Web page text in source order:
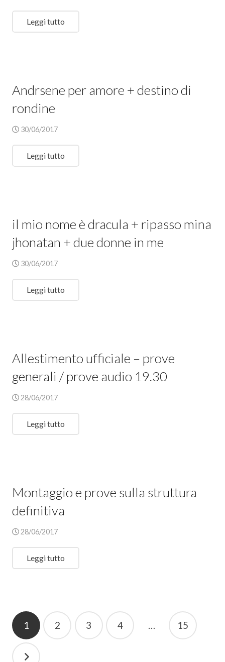
Leggi tutto
Andrsene per amore + destino di
rondine
30/06/2017
Leggi tutto
il mio nome è dracula + ripasso mina
jhonatan + due donne in me
30/06/2017
Leggi tutto
Allestimento ufficiale – prove
generali / prove audio 19.30
28/06/2017
Leggi tutto
Montaggio e prove sulla struttura
definitiva
28/06/2017
Leggi tutto
Navigazione
articoli
1 2 3 4 15